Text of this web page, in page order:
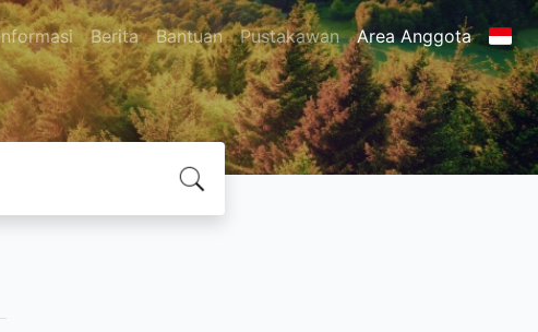
Berita Bantuan Pustakawan Area Anggota